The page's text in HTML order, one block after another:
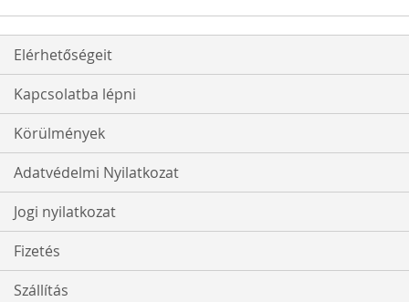
Elérhetőségeit
Kapcsolatba lépni
Körülmények
Adatvédelmi Nyilatkozat
Jogi nyilatkozat
Fizetés
Szállítás